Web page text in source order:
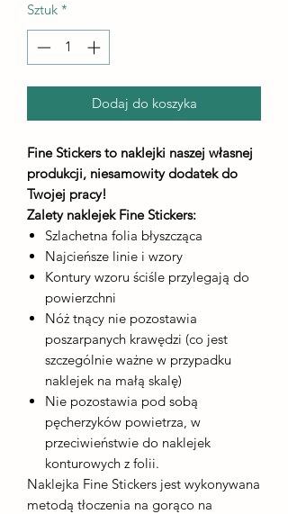
Sztuk *
Dodaj do koszyka
Fine Stickers to naklejki naszej własnej
produkcji, niesamowity dodatek do
Twojej pracy!
Zalety naklejek Fine Stickers:
Szlachetna folia błyszcząca
Najcieńsze linie i wzory
Kontury wzoru ściśle przylegają do
powierzchni
Nóż tnący nie pozostawia
poszarpanych krawędzi (co jest
szczególnie ważne w przypadku
naklejek na małą skalę)
Nie pozostawia pod sobą
pęcherzyków powietrza, w
przeciwieństwie do naklejek
konturowych z folii.
Naklejka Fine Stickers jest wykonywana
metodą tłoczenia na gorąco na